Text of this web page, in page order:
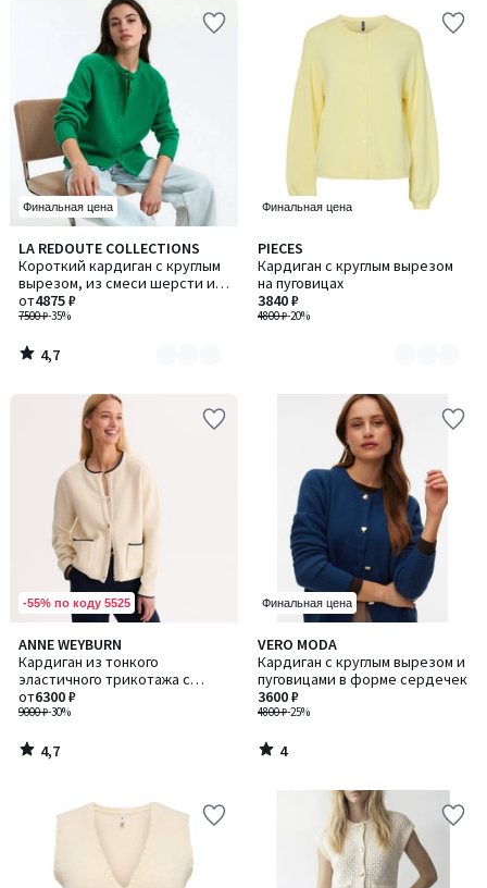
Финальная цена
LA REDOUTE COLLECTIONS
Короткий кардиган с круглым
вырезом, из смеси шерсти и
хлопка, застежка на пуговицы
7500 ₽-35%
от4875 ₽
4,7
/ 5
Количество
цветов:
2
4,7
/
Финальная цена
PIECES
Кардиган с круглым вырезом
на пуговицах
4800 ₽-20%
3840 ₽
Количество
цветов:
2
-55% по коду 5525
ANNE WEYBURN
Кардиган из тонкого
эластичного трикотажа с
контрастной отделкой по
краям
9000 ₽-30%
от6300 ₽
4,7
/ 5
4,7
/
Финальная цена
VERO MODA
Кардиган с круглым вырезом и
пуговицами в форме сердечек
4800 ₽-25%
3600 ₽
4
/
5
4
/